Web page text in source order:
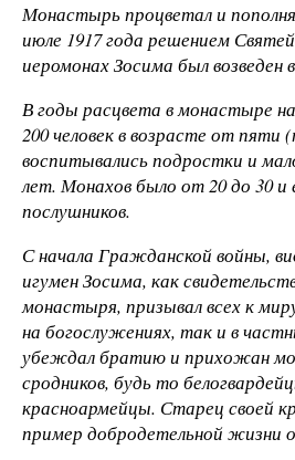
Монастырь процветал и
июле 1917 года решением
иеромонах Зосима был возведен
В годы расцвета в монастыре
200 человек в возрасте от
воспитывались подростки и
лет. Монахов было от 20 до 30
послушников.
С начала Гражданской войны,
игумен Зосима, как
монастыря, призывал всех к
на богослужениях, так и в
убеждал братию и прихожан
сродников, будь то
красноармейцы. Старец своей
пример добродетельной жизни